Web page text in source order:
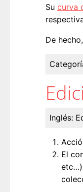
Su curva
De
Inglés:
El